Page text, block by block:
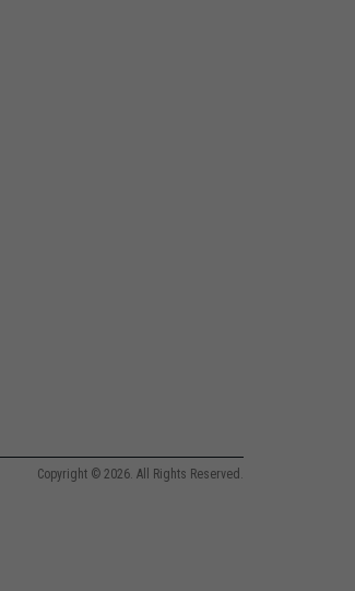
Copyright © 2026. All Rights Reserved.